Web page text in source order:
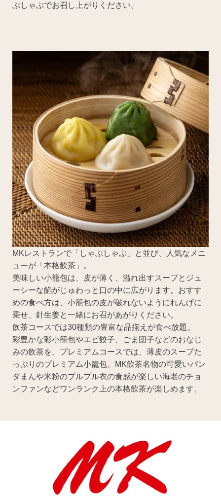
ぶしゃぶでお召し上がりください。
MKレストランで「しゃぶしゃぶ」と並び、人気なメニ
ューが「本格飲茶」。
美味しい小籠包は、皮が薄く、溢れ出すスープとジュ
ーシーな餡がじゅわっと口の中に広がります。おすす
めの食べ方は、小籠包の皮が破れないようにれんげに
乗せ、針生姜と一緒にお召があがりください。
飲茶コースでは30種類の豊富な品揃えが食べ放題。
彩豊かな彩小籠包やエビ餃子、ごま団子などのおなじ
みの飲茶を、プレミアムコースでは、薄皮のスープた
っぷりのプレミアム小籠包、MK飲茶名物の可愛いパン
ダまんや米粉のプルプル衣の食感が楽しい海老のチョ
ンファンなどワンランク上の本格飲茶が楽しめます。